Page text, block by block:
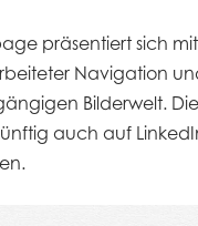
präsentiert sich
Navigation
Bilderwelt.
auch auf